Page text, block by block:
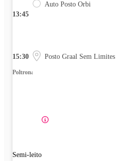
13:45
Auto Posto Orbi
15:30 Posto Graal Sem Limites
Poltrona
Semi-leito